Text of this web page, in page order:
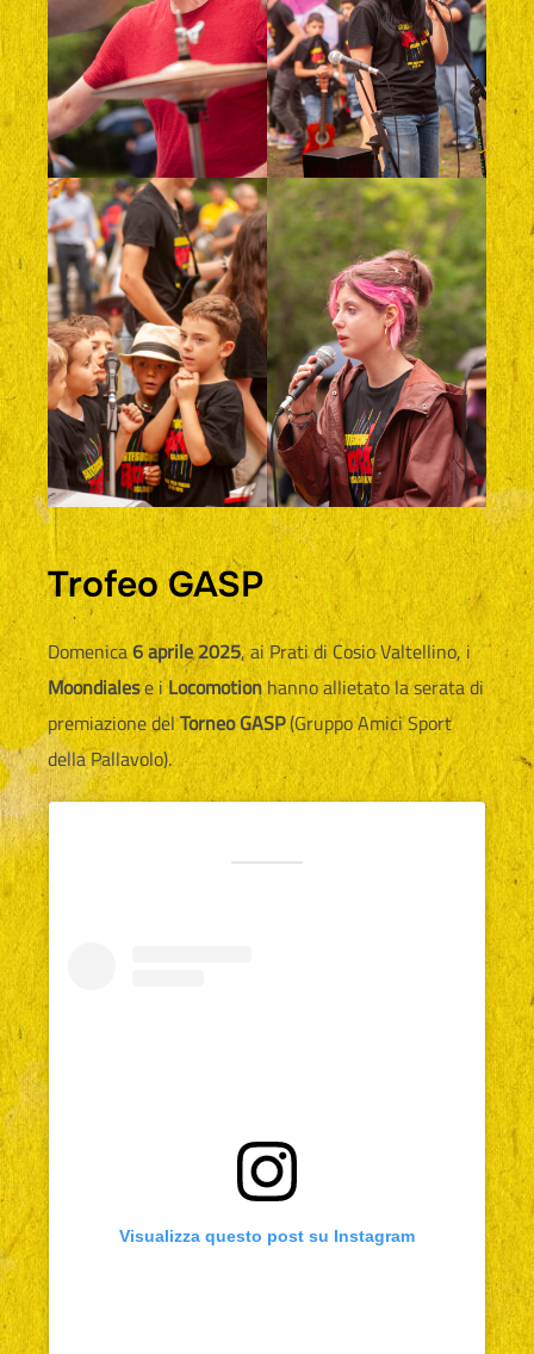
Trofeo GASP
Domenica6 aprile 2025, ai Prati di Cosio Valtellino, i
Moondialese iLocomotionhanno allietato la serata di
premiazione delTorneo GASP(Gruppo Amici Sport
della Pallavolo).
Visualizza questo post su Instagram